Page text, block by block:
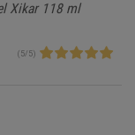
Xikar 118 ml
( 5/ 5)